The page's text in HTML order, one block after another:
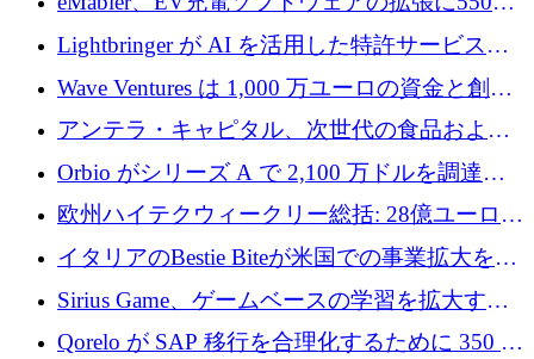
ユーロを確保
Lightbringer が AI を活用した特許サービスを
拡大するために 1,000 万ドルを調達
Wave Ventures は 1,000 万ユーロの資金と創設
者補助金で 10 周年を迎える
アンテラ・キャピタル、次世代の食品および
アグリテクノロジーのイノベーションを支援
するファンド III の初回クローズ額が 1 億ドル
に到達
Orbio がシリーズ A で 2,100 万ドルを調達、
AI 労働力管理を世界の最前線の労働者に提供
欧州ハイテクウィークリー総括: 28億ユーロの
取引と5月のハイライト
イタリアのBestie Biteが米国での事業拡大を加
速するために150万ユーロを調達
Sirius Game、ゲームベースの学習を拡大する
ために 130 万ユーロの資金調達を完了
Qorelo が SAP 移行を合理化するために 350 万